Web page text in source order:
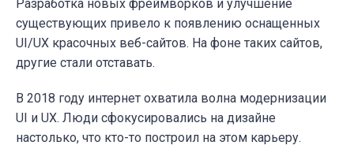
Разработка новых фреймворков и улучшение
существующих привело к появлению оснащенных
UI/UX красочных веб-сайтов. На фоне таких сайтов,
другие стали отставать.
В 2018 году интернет охватила волна модернизации
UI и UX. Люди сфокусировались на дизайне
настолько, что кто-то построил на этом карьеру.